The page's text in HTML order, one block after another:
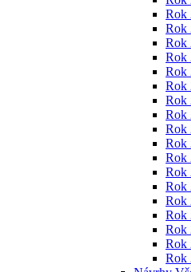
Rok
Rok
Rok
Rok
Rok
Rok
Rok
Rok
Rok
Rok
Rok
Rok
Rok
Rok
Rok
Rok
Rok
Rok